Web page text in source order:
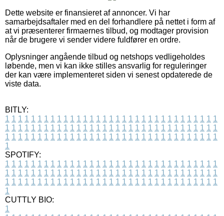
Dette website er finansieret af annoncer. Vi har
samarbejdsaftaler med en del forhandlere på nettet i form af
at vi præsenterer firmaernes tilbud, og modtager provision
når de brugere vi sender videre fuldfører en ordre.
Oplysninger angående tilbud og netshops vedligeholdes
løbende, men vi kan ikke stilles ansvarlig for reguleringer
der kan være implementeret siden vi senest opdaterede de
viste data.
BITLY:
1 1 1 1 1 1 1 1 1 1 1 1 1 1 1 1 1 1 1 1 1 1 1 1 1 1 1 1 1 1 1 1 1
1 1 1 1 1 1 1 1 1 1 1 1 1 1 1 1 1 1 1 1 1 1 1 1 1 1 1 1 1 1 1 1 1
1 1 1 1 1 1 1 1 1 1 1 1 1 1 1 1 1 1 1 1 1 1 1 1 1 1 1 1 1 1 1 1 1
1
SPOTIFY:
1 1 1 1 1 1 1 1 1 1 1 1 1 1 1 1 1 1 1 1 1 1 1 1 1 1 1 1 1 1 1 1 1
1 1 1 1 1 1 1 1 1 1 1 1 1 1 1 1 1 1 1 1 1 1 1 1 1 1 1 1 1 1 1 1 1
1 1 1 1 1 1 1 1 1 1 1 1 1 1 1 1 1 1 1 1 1 1 1 1 1 1 1 1 1 1 1 1 1
1
CUTTLY BIO:
1